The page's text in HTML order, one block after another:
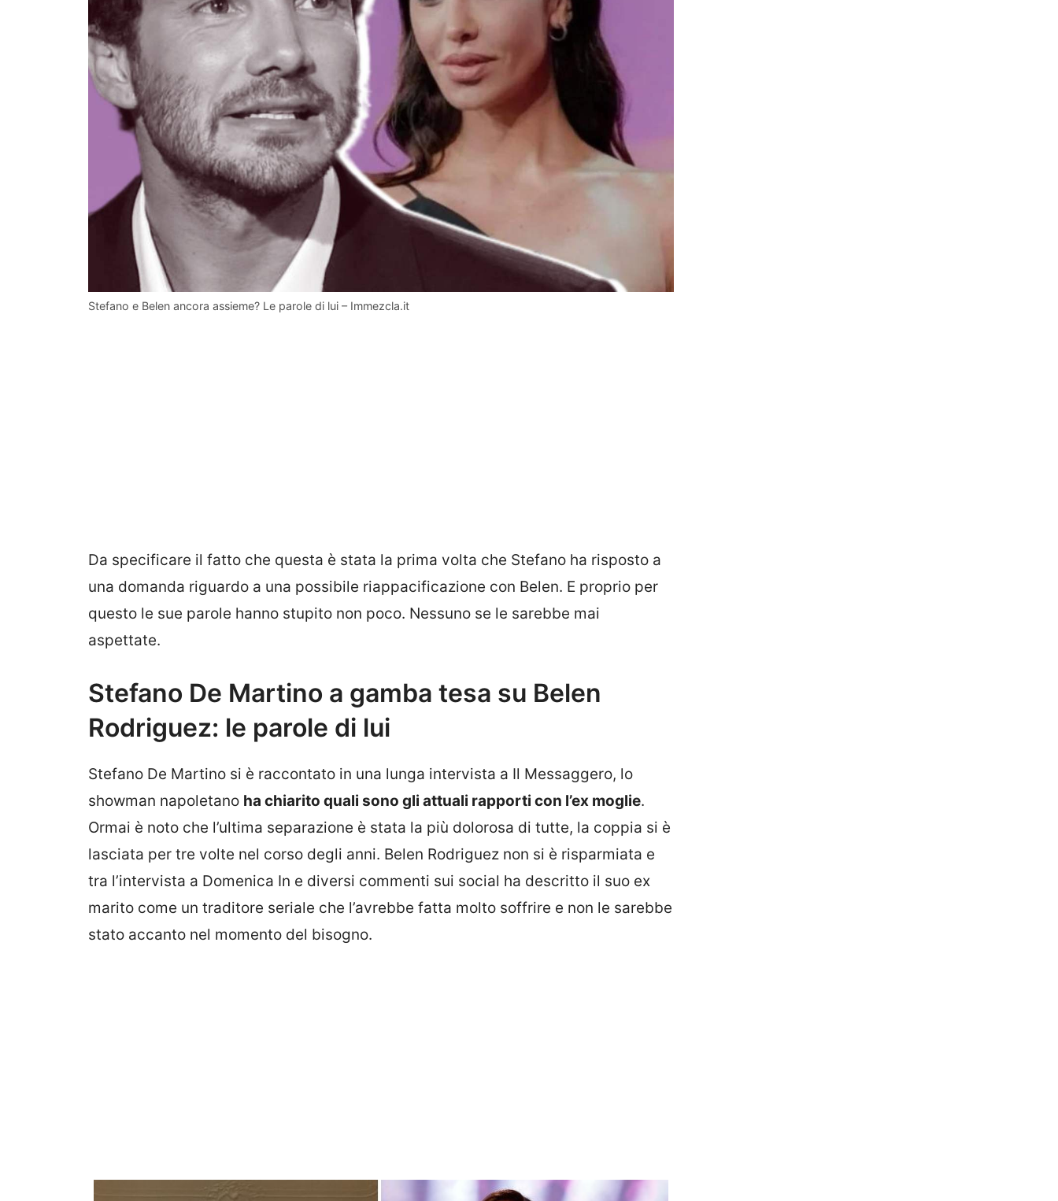
Stefano e Belen ancora assieme? Le parole di lui – Immezcla.it
Da specificare il fatto che questa è stata la prima volta che Stefano ha risposto a
una domanda riguardo a una possibile riappacificazione con Belen. E proprio per
questo le sue parole hanno stupito non poco. Nessuno se le sarebbe mai
aspettate.
Stefano De Martino a gamba tesa su Belen
Rodriguez: le parole di lui
Stefano De Martino si è raccontato in una lunga intervista a Il Messaggero, lo
showman napoletano ha chiarito quali sono gli attuali rapporti con l’ex moglie.
Ormai è noto che l’ultima separazione è stata la più dolorosa di tutte, la coppia si è
lasciata per tre volte nel corso degli anni. Belen Rodriguez non si è risparmiata e
tra l’intervista a Domenica In e diversi commenti sui social ha descritto il suo ex
marito come un traditore seriale che l’avrebbe fatta molto soffrire e non le sarebbe
stato accanto nel momento del bisogno.